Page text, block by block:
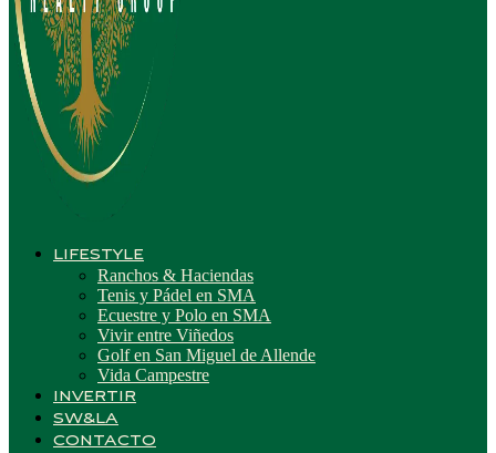
LIFESTYLE
Ranchos & Haciendas
Tenis y Pádel en SMA
Ecuestre y Polo en SMA
Vivir entre Viñedos
Golf en San Miguel de Allende
Vida Campestre
INVERTIR
SW&LA
CONTACTO